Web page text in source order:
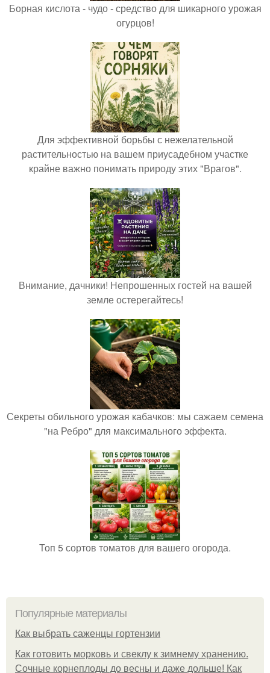
Борная кислота - чудо - средство для шикарного урожая
огурцов!
Для эффективной борьбы с нежелательной
растительностью на вашем приусадебном участке
крайне важно понимать природу этих "Врагов".
Внимание, дачники! Непрошенных гостей на вашей
земле остерегайтесь!
Секреты обильного урожая кабачков: мы сажаем семена
"на Ребро" для максимального эффекта.
Топ 5 сортов томатов для вашего огорода.
Популярные материалы
Как выбрать саженцы гортензии
Как готовить морковь и свеклу к зимнему хранению.
Сочные корнеплоды до весны и даже дольше! Как